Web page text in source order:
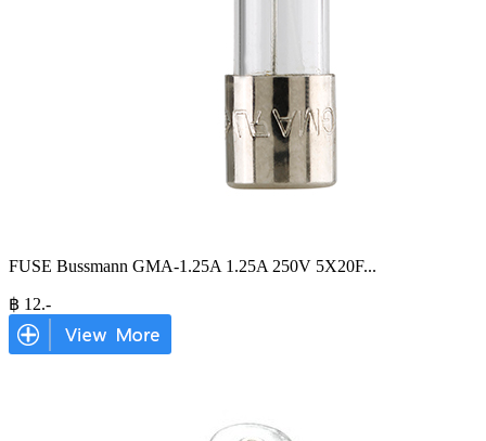
FUSE Bussmann GMA-1.25A 1.25A 250V 5X20F...
฿ 12.-